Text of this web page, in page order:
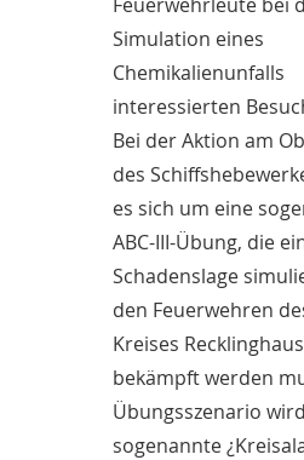
Simulation eines
Chemikalienunfalls
interessierten
Bei der Aktion am
des
es sich um eine
ABC-III-Übung, die
Schadenslage
den Feuerwehren
Kreises
bekämpft werden
Übungsszenario
sogenannte